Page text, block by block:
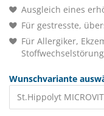
Ausgleich eines
Für gestresste,
Für Allergiker,
Wunschvariante
St.Hippolyt